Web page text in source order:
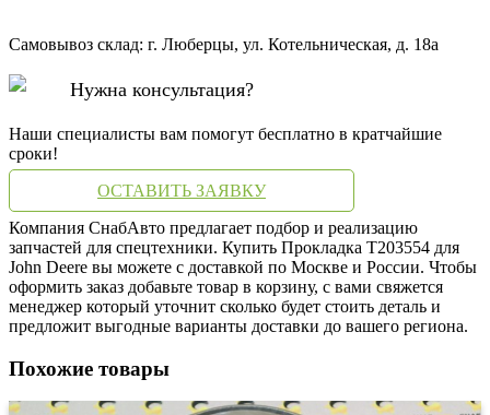
Самовывоз склад: г. Люберцы, ул. Котельническая, д. 18а
Нужна консультация?
Наши специалисты вам помогут бесплатно в кратчайшие
сроки!
ОСТАВИТЬ ЗАЯВКУ
Компания СнабАвто предлагает подбор и реализацию
запчастей для спецтехники. Купить Прокладка T203554 для
John Deere вы можете с доставкой по Москве и России. Чтобы
оформить заказ добавьте товар в корзину, с вами свяжется
менеджер который уточнит сколько будет стоить деталь и
предложит выгодные варианты доставки до вашего региона.
Похожие товары